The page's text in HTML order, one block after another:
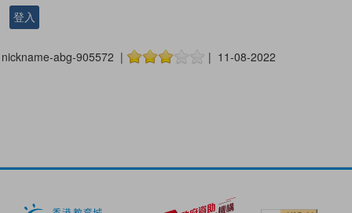
登入
nickname-abg-905572 | | 11-08-2022